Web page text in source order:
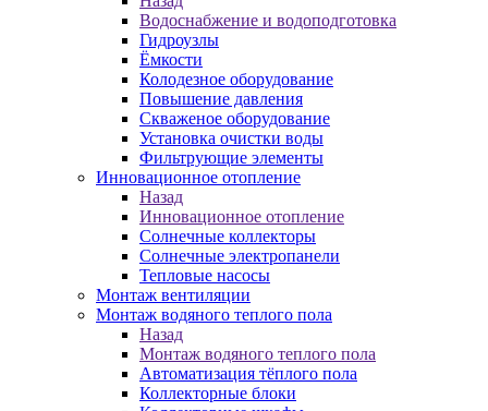
Водоснабжение и водоподготовка
Гидроузлы
Ёмкости
Колодезное оборудование
Повышение давления
Скваженое оборудование
Установка очистки воды
Фильтрующие элементы
Инновационное отопление
Назад
Инновационное отопление
Солнечные коллекторы
Солнечные электропанели
Тепловые насосы
Монтаж вентиляции
Монтаж водяного теплого пола
Назад
Монтаж водяного теплого пола
Автоматизация тёплого пола
Коллекторные блоки